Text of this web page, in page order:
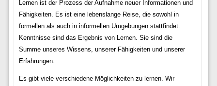
Lernen ist der Prozess der Aufnahme neuer Informationen und
Fähigkeiten. Es ist eine lebenslange Reise, die sowohl in
formellen als auch in informellen Umgebungen stattfindet.
Kenntnisse sind das Ergebnis von Lernen. Sie sind die
Summe unseres Wissens, unserer Fähigkeiten und unserer
Erfahrungen.
Es gibt viele verschiedene Möglichkeiten zu lernen. Wir